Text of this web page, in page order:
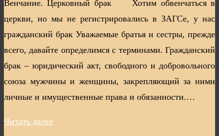
Венчание. Церковный брак Хотим обвенчаться в
церкви, но мы не регистрировались в ЗАГСе, у нас
гражданский брак Уважаемые братья и сестры, прежде
всего, давайте определимся с терминами. Гражданский
брак – юридический акт, свободного и добровольного
союза мужчины и женщины, закрепляющий за ними
личные и имущественные права и обязанности.…
Читать далее